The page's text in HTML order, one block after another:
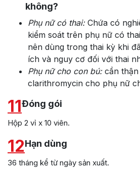
không?
Phụ nữ có thai:Chứa có
kiểm soát trên phụ nữ có
nên dùng trong thai kỳ khi
ích và nguy cơ đối với thai
Phụ nữ cho con bú:cần thận
clarithromycin cho phụ nữ
11Đóng gói
Hộp 2 vỉ x 10 viên.
12Hạn dùng
36 tháng kể từ ngày sản xuất.